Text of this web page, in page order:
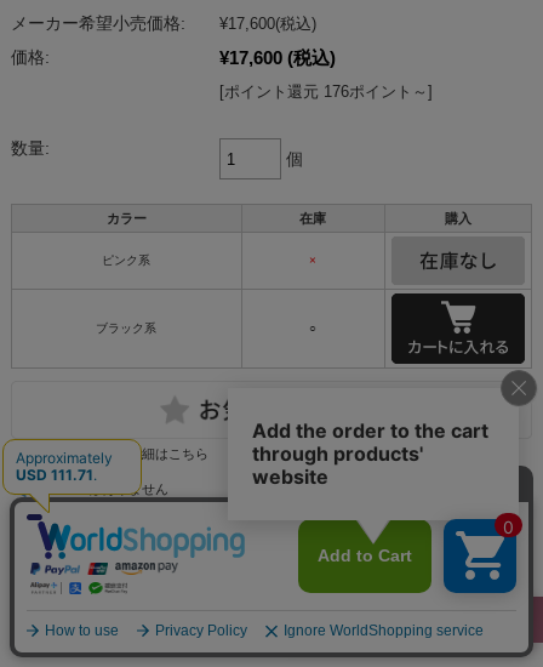
メーカー希望小売価格: ¥17,600(税込)
価格:
¥17,600 (税込)
[ポイント還元 176ポイント～]
数量:
個
カラー 在庫 購入
ピンク系 ×
ブラック系 ○
返品についての詳細はこちら
レビューはありません